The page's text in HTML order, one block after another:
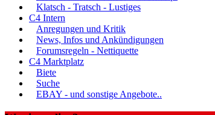
Klatsch - Tratsch - Lustiges
C4 Intern
Anregungen und Kritik
News, Infos und Ankündigungen
Forumsregeln - Nettiquette
C4 Marktplatz
Biete
Suche
EBAY - und sonstige Angebote..